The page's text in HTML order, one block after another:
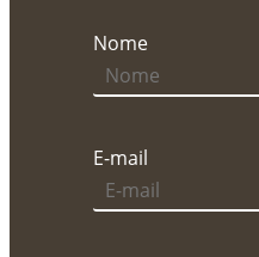
Nome
E-mail